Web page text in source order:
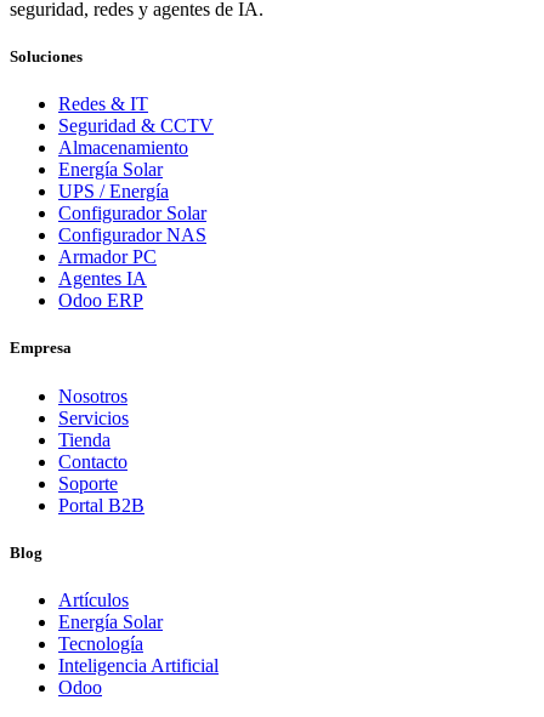
seguridad, redes y agentes de IA.
Soluciones
Redes & IT
Seguridad & CCTV
Almacenamiento
Energía Solar
UPS / Energía
Configurador Solar
Configurador NAS
Armador PC
Agentes IA
Odoo ERP
Empresa
Nosotros
Servicios
Tienda
Contacto
Soporte
Portal B2B
Blog
Artículos
Energía Solar
Tecnología
Inteligencia Artificial
Odoo